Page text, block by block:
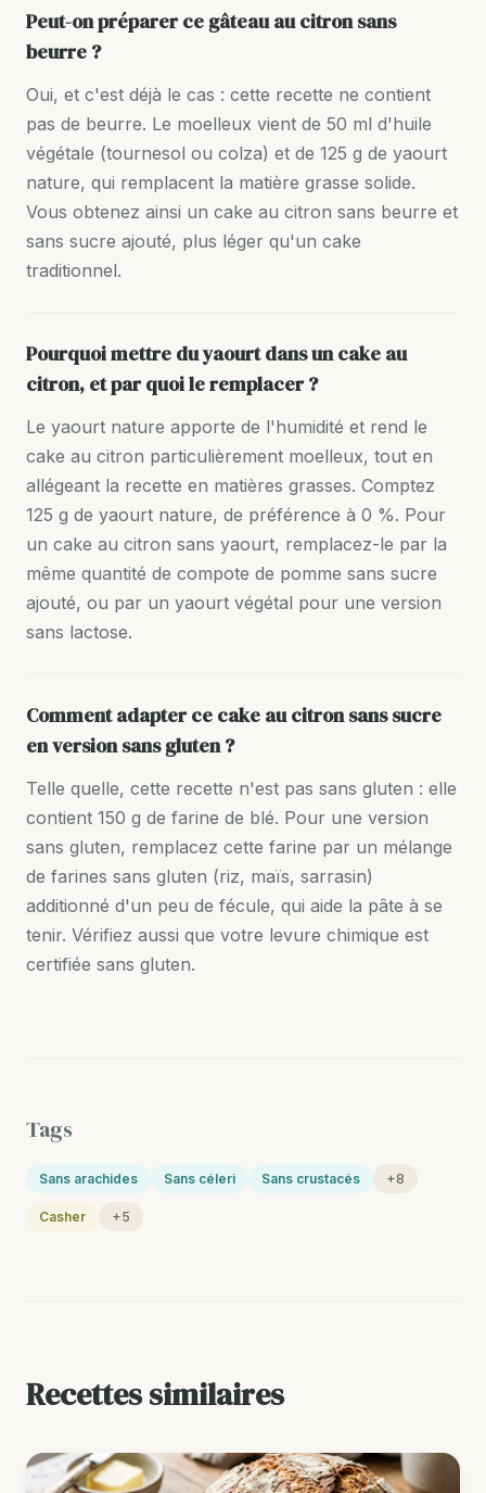
Peut-on préparer ce gâteau au citron sans
beurre ?
Oui, et c'est déjà le cas : cette recette ne contient
pas de beurre. Le moelleux vient de 50 ml d'huile
végétale (tournesol ou colza) et de 125 g de yaourt
nature, qui remplacent la matière grasse solide.
Vous obtenez ainsi un cake au citron sans beurre et
sans sucre ajouté, plus léger qu'un cake
traditionnel.
Pourquoi mettre du yaourt dans un cake au
citron, et par quoi le remplacer ?
Le yaourt nature apporte de l'humidité et rend le
cake au citron particulièrement moelleux, tout en
allégeant la recette en matières grasses. Comptez
125 g de yaourt nature, de préférence à 0 %. Pour
un cake au citron sans yaourt, remplacez-le par la
même quantité de compote de pomme sans sucre
ajouté, ou par un yaourt végétal pour une version
sans lactose.
Comment adapter ce cake au citron sans sucre
en version sans gluten ?
Telle quelle, cette recette n'est pas sans gluten : elle
contient 150 g de farine de blé. Pour une version
sans gluten, remplacez cette farine par un mélange
de farines sans gluten (riz, maïs, sarrasin)
additionné d'un peu de fécule, qui aide la pâte à se
tenir. Vérifiez aussi que votre levure chimique est
certifiée sans gluten.
Tags
Sans arachides Sans céleri Sans crustacés +8
Casher +5
Recettes similaires